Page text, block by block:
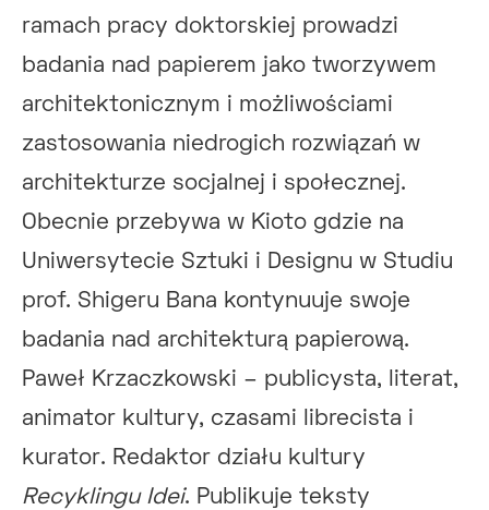
ramach pracy doktorskiej prowadzi
badania nad papierem jako tworzywem
architektonicznym i możliwościami
zastosowania niedrogich rozwiązań w
architekturze socjalnej i społecznej.
Obecnie przebywa w Kioto gdzie na
Uniwersytecie Sztuki i Designu w Studiu
prof. Shigeru Bana kontynuuje swoje
badania nad architekturą papierową.
Paweł Krzaczkowski – publicysta, literat,
animator kultury, czasami librecista i
kurator. Redaktor działu kultury
Recyklingu Idei. Publikuje teksty